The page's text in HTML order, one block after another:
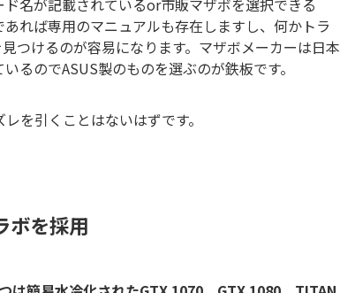
名が記載されているor市販マザボを選択できる
れば専用のマニュアルも存在しますし、何かトラ
つけるのが容易になります。マザボメーカーは日本
るのでASUS製のものを選ぶのが鉄板です。
を引くことはないはずです。
ボを採用